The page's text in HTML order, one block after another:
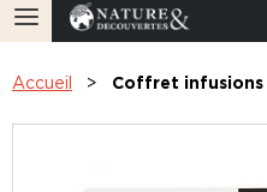
Accueil Coffret infusions